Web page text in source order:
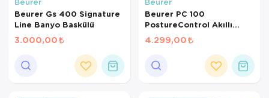
Tansiyon
Tansiyon
Tıbbi Cihazlar
Hasta Bakım Ürünleri
Hasta Bakım Ürünleri
Hava nemlendirici
Beurer Gs 400 Signature
Line Banyo Baskülü
3.000,00
Beurer PC 100
PostureControl Akıllı
Duruş Eğitmeni –
Bluetooth Bağlantılı
Postür Düzeltici ve Sırt
Sağlığı Destekleyici
4.299,00